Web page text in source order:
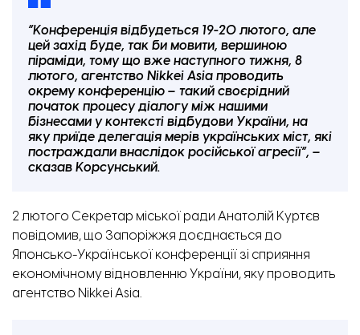
“Конференція відбудеться 19-20 лютого, але
цей захід буде, так би мовити, вершиною
піраміди, тому що вже наступного тижня, 8
лютого, агентство Nikkei Asia проводить
окрему конференцію – такий своєрідний
початок процесу діалогу між нашими
бізнесами у контексті відбудови України, на
яку приїде делегація мерів українських міст, які
постраждали внаслідок російської агресії”, –
сказав Корсунський.
2 лютого Секретар міської ради Анатолій Куртєв
повідомив, що Запоріжжя доєднається до
Японсько-Української конференції зі сприяння
економічному відновленню України, яку проводить
агентство Nikkei Asia.